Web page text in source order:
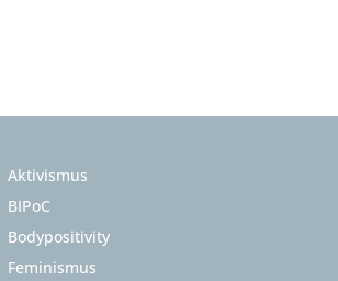
Aktivismus
BIPoC
Bodypositivity
Feminismus